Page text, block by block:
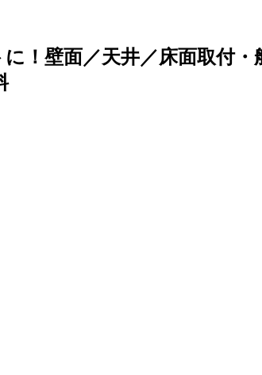
！壁面／天井／床面取付・